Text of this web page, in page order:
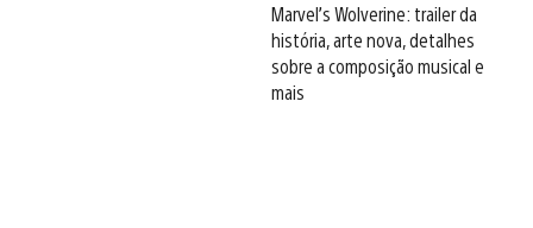
Marvel’s Wolverine: trailer da
história, arte nova, detalhes
sobre a composição musical e
mais